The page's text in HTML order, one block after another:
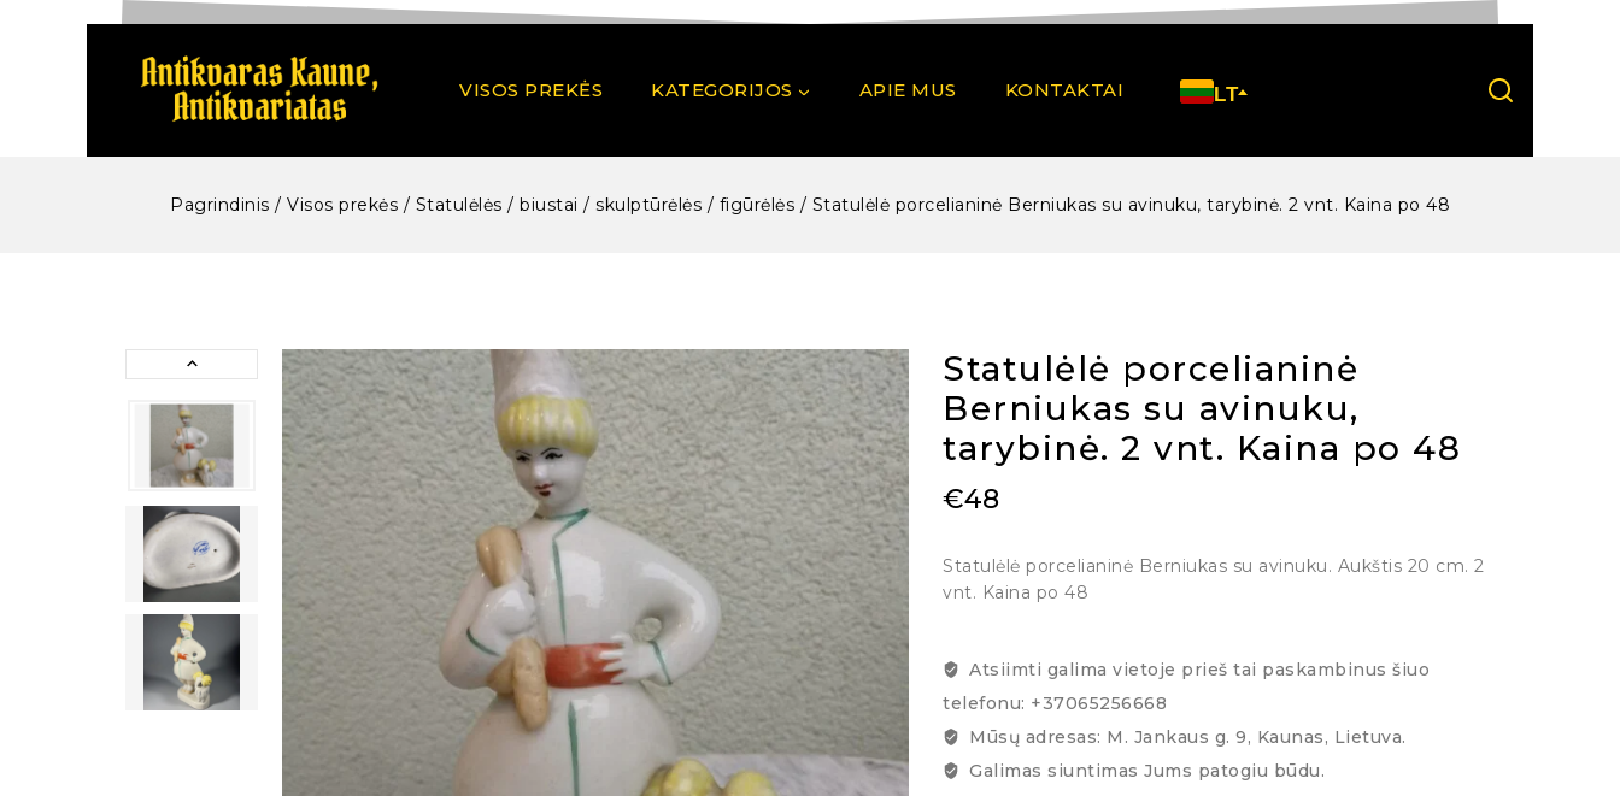
VISOS PREKĖS KATEGORIJOS APIE MUS KONTAKTAI LT
Pagrindinis / Visos prekės / Statulėlės / biustai / skulptūrėlės / figūrėlės / Statulėlė porcelianinė Berniukas su avinuku, tarybinė. 2 vnt. Kaina po 48
Statulėlė porcelianinė
Berniukas su avinuku,
tarybinė. 2 vnt. Kaina po 48
€48
Statulėlė porcelianinė Berniukas su avinuku. Aukštis 20 cm. 2
vnt. Kaina po 48
Atsiimti galima vietoje prieš tai paskambinus šiuo
telefonu: +37065256668
Mūsų adresas: M. Jankaus g. 9, Kaunas, Lietuva.
Galimas siuntimas Jums patogiu būdu.